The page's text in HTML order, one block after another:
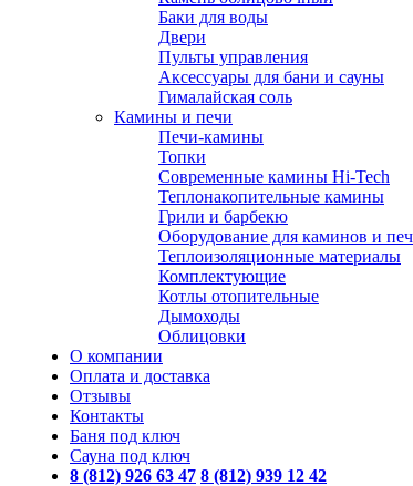
Баки для воды
Двери
Пульты управления
Аксессуары для бани и сауны
Гималайская соль
Камины и печи
Печи-камины
Топки
Современные камины Hi-Tech
Теплонакопительные камины
Грили и барбекю
Оборудование для каминов и
Теплоизоляционные материалы
Комплектующие
Котлы отопительные
Дымоходы
Облицовки
О компании
Оплата и доставка
Отзывы
Контакты
Баня под ключ
Сауна под ключ
8 (812) 926 63 47 8 (812) 939 12 42